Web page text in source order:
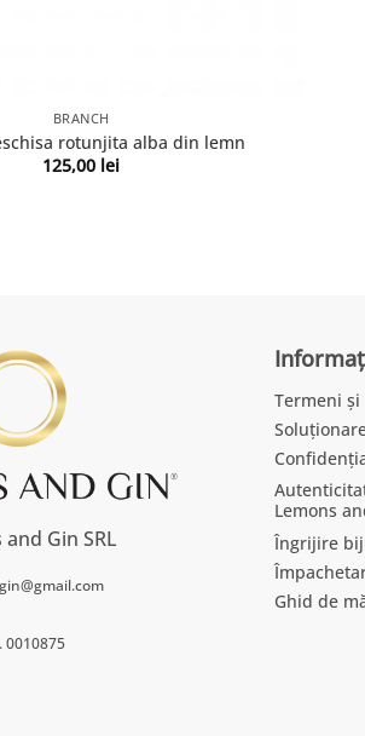
BRANCH
rotunjita alba din lemn
125,00 lei
Gin SRL
0010875
Termeni
Lemons
Îngrijire
Ghid de